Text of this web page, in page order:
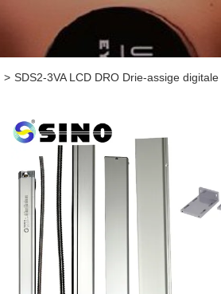
> SDS2-3VA LCD DRO Drie-assige